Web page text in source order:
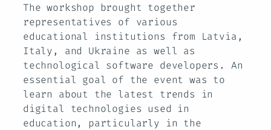
The workshop brought together
representatives of various
educational institutions from Latvia,
Italy, and Ukraine as well as
technological software developers. An
essential goal of the event was to
learn about the latest trends in
digital technologies used in
education, particularly in the